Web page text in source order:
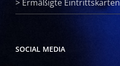
> Ermäßigte Eintrittskarten
SOCIAL MEDIA